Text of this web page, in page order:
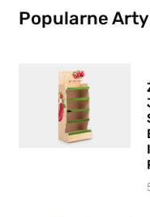
Popularne